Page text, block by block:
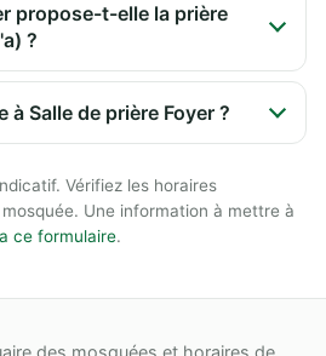
propose-t-elle la prière
?
à Salle de prière Foyer ?
Vérifiez les horaires
Une information à mettre à
ce formulaire.
des mosquées et horaires de